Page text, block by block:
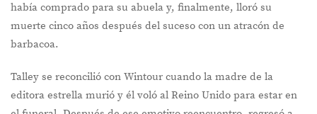
había comprado para su abuela y, finalmente, lloró su
muerte cinco años después del suceso con un atracón de
barbacoa.
Talley se reconcilió con Wintour cuando la madre de la
editora estrella murió y él voló al Reino Unido para estar en